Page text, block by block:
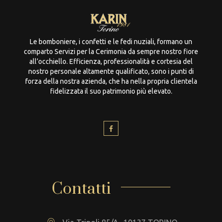
Le bomboniere, i confetti e le fedi nuziali, formano un
comparto Servizi per la Cerimonia da sempre nostro fiore
all’occhiello. Efficienza, professionalità e cortesia del
nostro personale altamente qualificato, sono i punti di
forza della nostra azienda, che ha nella propria clientela
fidelizzata il suo patrimonio più elevato.
Contatti